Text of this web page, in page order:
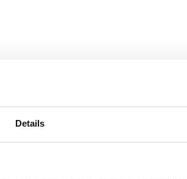
Details